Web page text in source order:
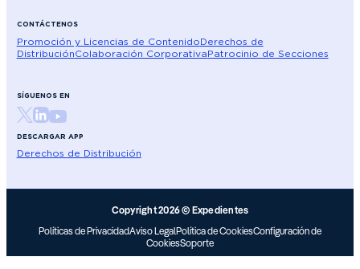
CONTÁCTENOS
Promoción y Licencias de ContenidoDerechos de
DistribuciónColaboración CorporativaPatrocinio de Secciones
SÍGUENOS EN
DESCARGAR APP
Derechos de Distribución
Copyright 2026 © Expedientes
Políticas de PrivacidadAviso LegalPolítica de CookiesConfiguración de
CookiesSoporte